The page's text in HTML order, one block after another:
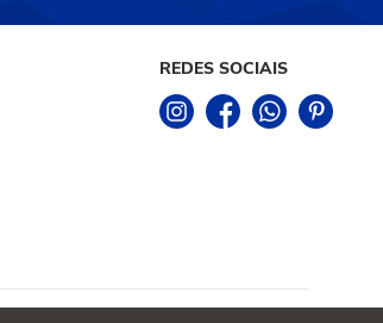
REDES SOCIAIS